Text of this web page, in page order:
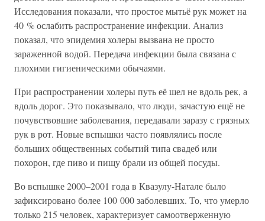
Исследования показали, что простое мытьё рук может на
40 % ослабить распространение инфекции. Анализ
показал, что эпидемия холеры вызвана не просто
зараженной водой. Передача инфекции была связана с
плохими гигиеническими обычаями.
При распространении холеры путь её шел не вдоль рек, а
вдоль дорог. Это показывало, что люди, зачастую ещё не
почувствовшие заболевания, передавали заразу с грязных
рук в рот. Новые вспышки часто появлялись после
больших общественных событий типа свадеб или
похорон, где пиво и пищу брали из общей посуды.
Во вспышке 2000–2001 года в Квазулу-Натале было
зафиксировано более 100 000 заболевших. То, что умерло
только 215 человек, характеризует самоотверженную